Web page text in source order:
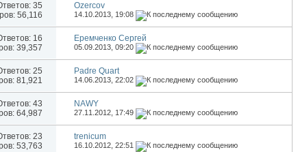
35
56,116
Ozercov
14.10.2013, 19:08
16
39,357
Еремченко Сергей
05.09.2013,09:20
25
81,921
Padre Quart
14.06.2013,22:02
43
64,987
NAWY
27.11.2012, 17:49
23
53,763
trenicum
16.10.2012,22:51